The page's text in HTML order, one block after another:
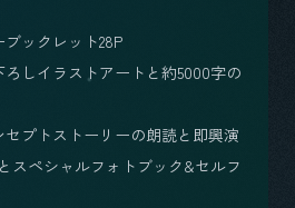
ックレット28P
しイラストアートと約5000字の
プトストーリーの朗読と即興演
スペシャルフォトブック&セルフ